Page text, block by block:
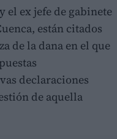
el ex jefe de gabinete
están citados
de la dana en el que
declaraciones
de aquella